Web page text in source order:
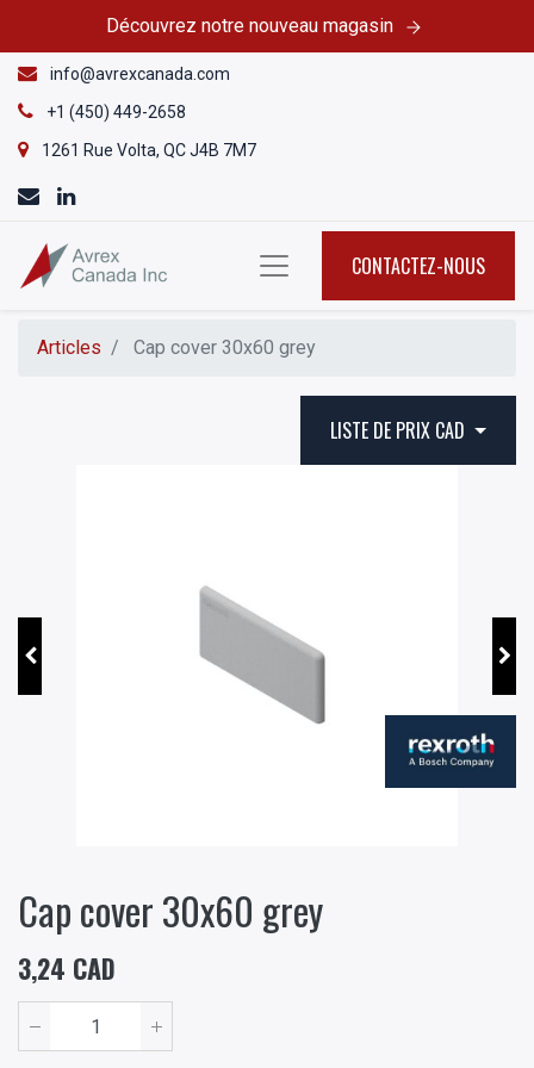
Découvrez notre nouveau magasin
info@avrexcanada.com
+1 (450) 449-2658
1261 Rue Volta, QC J4B 7M7
CONTACTEZ-NOUS
Articles Cap cover 30x60 grey
LISTE DE PRIX CAD
Cap cover 30x60 grey
3,24 CAD